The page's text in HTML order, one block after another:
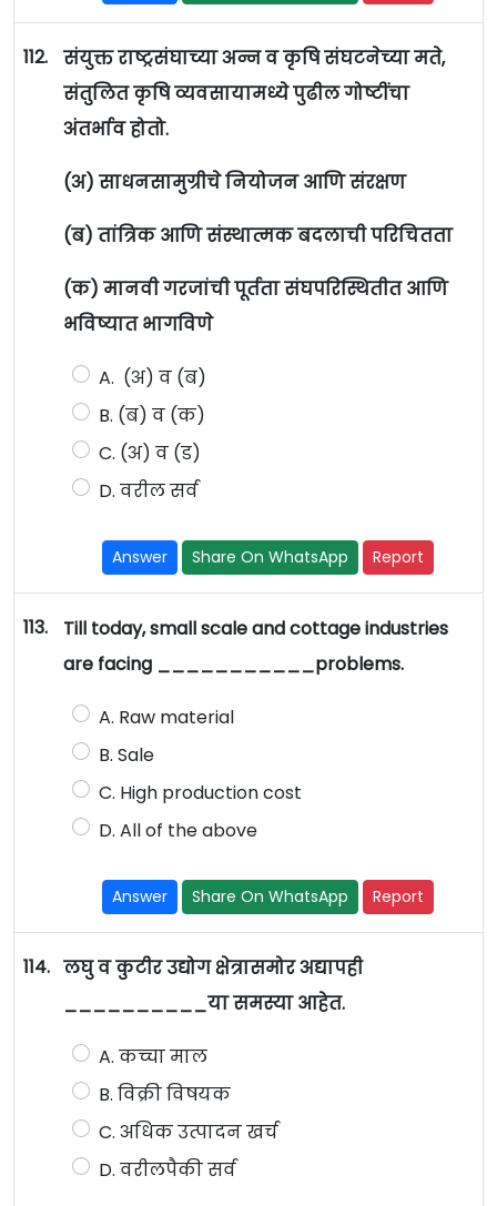
112.
संयुक्त राष्ट्रसंघाच्या अन्न व कृषि संघटनेच्या मते,
संतुलित कृषि व्यवसायामध्ये पुढील गोष्टींचा
अंतर्भाव होतो.
(अ) साधनसामुग्रीचे नियोजन आणि संरक्षण
(ब) तांत्रिक आणि संस्थात्मक बदलाची परिचितता
(क) मानवी गरजांची पूर्तता संघपरिस्थितीत आणि
भविष्यात भागविणे
A. (अ) व (ब)
B. (ब) व (क)
C. (अ) व (ड)
D. वरील सर्व
Answer Share On WhatsApp Report
113.
Till today, small scale and cottage industries
are facing ___________problems.
A. Raw material
B. Sale
C. High production cost
D. All of the above
Answer Share On WhatsApp Report
114. लघु व कुटीर उद्योग क्षेत्रासमोर अद्यापही
__________या समस्या आहेत.
A. कच्चा माल
B. विक्री विषयक
C. अधिक उत्पादन खर्च
D. वरीलपैकी सर्व